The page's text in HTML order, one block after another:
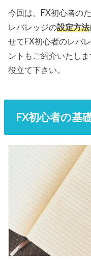
今回は、FX初心者の
レバレッジの設定方法
せてFX初心者のレバ
ントもご紹介いたし
役立て下さい。
FX初心者の基